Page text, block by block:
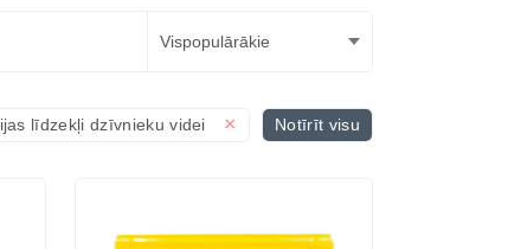
līdzekļi dzīvnieku videi × Notīrīt visu